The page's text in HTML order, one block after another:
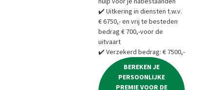
✔️ Uitkering in diensten t.w.v.
€ 6750,- en vrij te besteden
bedrag € 700,-voor de
uitvaart
✔️ Verzekerd bedrag: € 7500,-
BEREKEN JE
PERSOONLIJKE
PREMIE VOOR DE